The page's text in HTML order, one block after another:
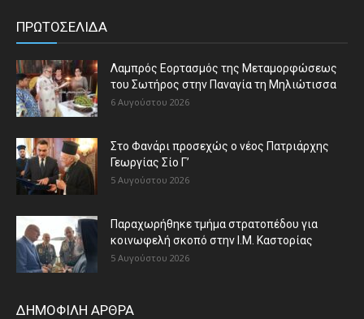
ΠΡΩΤΟΣΕΛΙΔΑ
Λαμπρός Εορτασμός της Μεταμορφώσεως
του Σωτήρος στην Παναγία τη Μηλιώτισσα
6 Αυγούστου 2026
Στο Φανάρι προσεχώς ο νέος Πατριάρχης
Γεωργίας Σίο Γ’
5 Αυγούστου 2026
Παραχωρήθηκε τμήμα στρατοπέδου για
κοινωφελή σκοπό στην Ι.Μ. Καστορίας
5 Αυγούστου 2026
ΔΗΜΟΦΙΛΗ ΑΡΘΡΑ